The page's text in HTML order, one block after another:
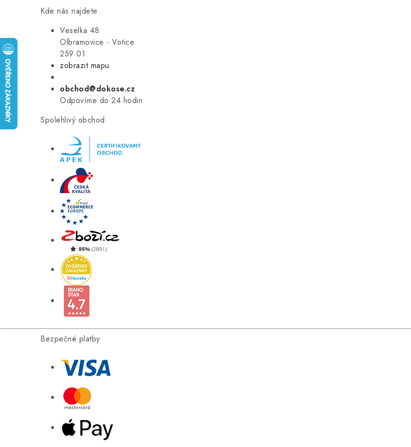
Kde nás najdete
Veselka 48
Olbramovice - Votice
259 01
zobrazit mapu
obchod@dokose.cz
Odpovíme do 24 hodin
Spolehlivý obchod
Bezpečné platby